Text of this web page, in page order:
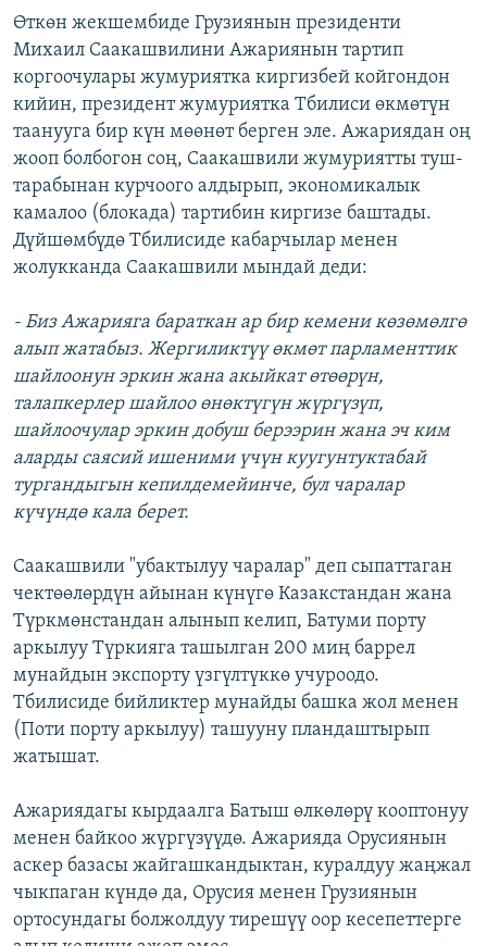
Өткөн жекшембиде Грузиянын президенти
Михаил Саакашвилини Ажариянын тартип
коргоочулары жумуриятка киргизбей койгондон
кийин, президент жумуриятка Тбилиси өкмөтүн
таанууга бир күн мөөнөт берген эле. Ажариядан оң
жооп болбогон соң, Саакашвили жумуриятты туш-
тарабынан курчоого алдырып, экономикалык
камалоо (блокада) тартибин киргизе баштады.
Дүйшөмбүдө Тбилисиде кабарчылар менен
жолукканда Саакашвили мындай деди:
- Биз Ажарияга бараткан ар бир кемени көзөмөлгө
алып жатабыз. Жергиликтүү өкмөт парламенттик
шайлоонун эркин жана акыйкат өтөөрүн,
талапкерлер шайлоо өнөктүгүн жүргүзүп,
шайлоочулар эркин добуш берээрин жана эч ким
аларды саясий ишеними үчүн куугунтуктабай
тургандыгын кепилдемейинче, бул чаралар
күчүндө кала берет.
Саакашвили "убактылуу чаралар" деп сыпаттаган
чектөөлөрдүн айынан күнүгө Казакстандан жана
Түркмөнстандан алынып келип, Батуми порту
аркылуу Түркияга ташылган 200 миң баррел
мунайдын экспорту үзгүлтүккө учуроодо.
Тбилисиде бийликтер мунайды башка жол менен
(Поти порту аркылуу) ташууну пландаштырып
жатышат.
Ажариядагы кырдаалга Батыш өлкөлөрү кооптонуу
менен байкоо жүргүзүүдө. Ажарияда Орусиянын
аскер базасы жайгашкандыктан, куралдуу жаңжал
чыкпаган күндө да, Орусия менен Грузиянын
ортосундагы болжолдуу тирешүү оор кесепеттерге